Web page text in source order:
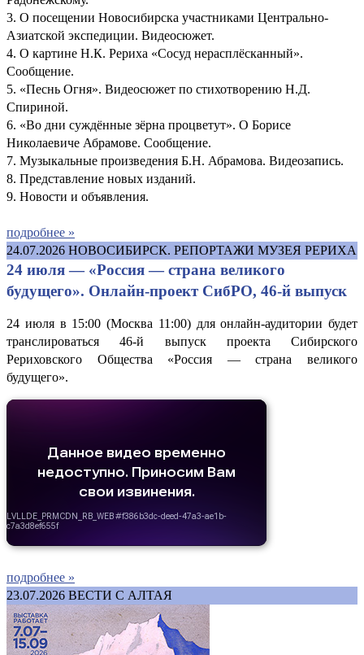
3. О посещении Новосибирска участниками Центрально-
Азиатской экспедиции. Видеосюжет.
4. О картине Н.К. Рериха «Сосуд нерасплёсканный».
Сообщение.
5. «Песнь Огня». Видеосюжет по стихотворению Н.Д.
Спириной.
6. «Во дни суждённые зёрна процветут». О Борисе
Николаевиче Абрамове. Сообщение.
7. Музыкальные произведения Б.Н. Абрамова. Видеозапись.
8. Представление новых изданий.
9. Новости и объявления.
подробнее »
24.07.2026 НОВОСИБИРСК. РЕПОРТАЖИ МУЗЕЯ РЕРИХА
24 июля — «Россия — страна великого
будущего». Онлайн-проект СибРО, 46-й выпуск
24 июля в 15:00 (Москва 11:00) для онлайн-аудитории будет
транслироваться 46-й выпуск проекта Сибирского
Рериховского Общества «Россия — страна великого
будущего».
подробнее »
23.07.2026 ВЕСТИ С АЛТАЯ